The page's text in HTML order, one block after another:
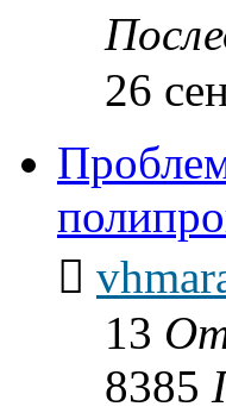
26
13
8385